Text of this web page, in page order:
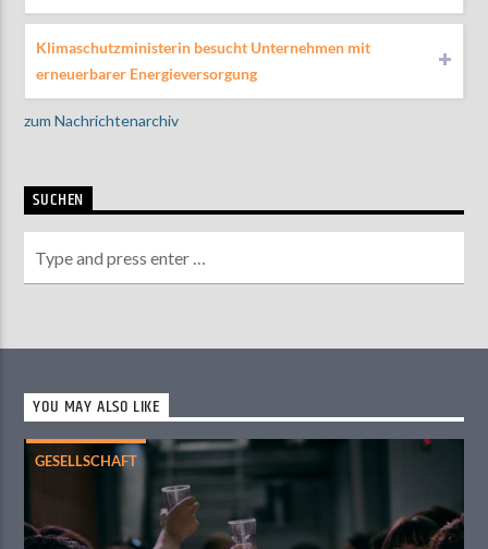
Klimaschutzministerin besucht Unternehmen mit
erneuerbarer Energieversorgung
zum Nachrichtenarchiv
SUCHEN
YOU MAY ALSO LIKE
GESELLSCHAFT